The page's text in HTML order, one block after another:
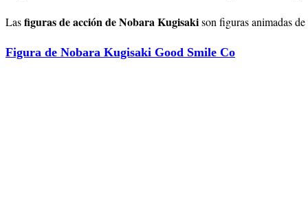
Lasfiguras de acción de Nobara Kugisakison figuras animadas
Figura de Nobara Kugisaki Good Smile Co